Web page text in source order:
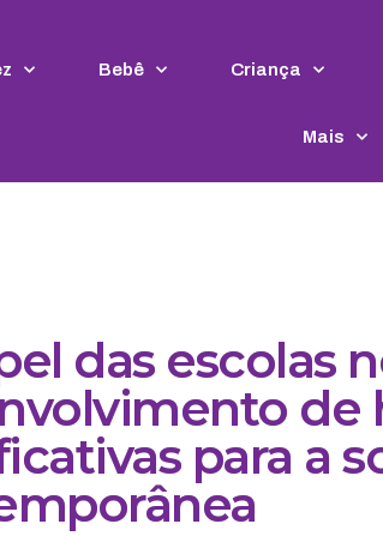
Bebê Criança
Mais
das escolas
de
para a